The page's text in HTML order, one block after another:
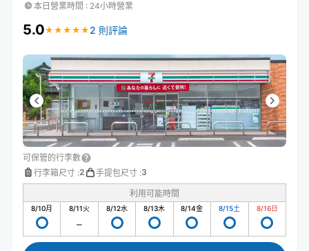
本日營業時間 : 24小時營業
5.0★ ★ ★ ★ ★
★ ★ ★ ★ ★ 2 則評論
可保管的行李數
行李箱尺寸 :2 手提包尺寸 :3
利用可能時間
8/10月 8/11火 8/12水 8/13木 8/14金 8/15土 8/16日